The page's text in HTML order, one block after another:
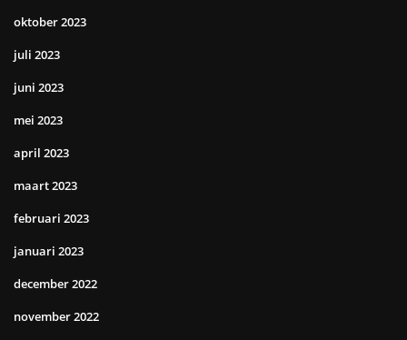
oktober 2023
juli 2023
juni 2023
mei 2023
april 2023
maart 2023
februari 2023
januari 2023
december 2022
november 2022